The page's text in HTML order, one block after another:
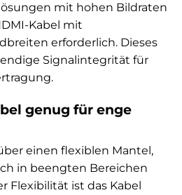
mit hohen Bildraten
Kabel mit
erforderlich. Dieses
Signalintegrität für
genug für enge
einen flexiblen Mantel,
in beengten Bereichen
Flexibilität ist das Kabel